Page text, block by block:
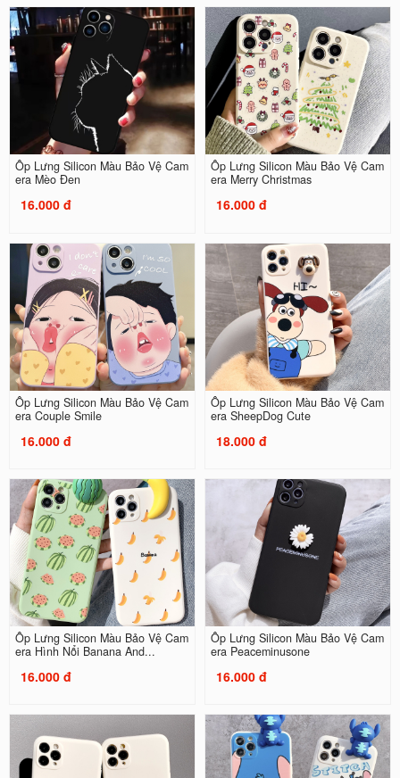
Ốp Lưng Silicon Màu Bảo Vệ Cam
era Mèo Đen
16.000 đ
Ốp Lưng Silicon Màu Bảo Vệ Cam
era Merry Christmas
16.000 đ
Ốp Lưng Silicon Màu Bảo Vệ Cam
era Couple Smile
16.000 đ
Ốp Lưng Silicon Màu Bảo Vệ Cam
era SheepDog Cute
18.000 đ
Ốp Lưng Silicon Màu Bảo Vệ Cam
era Hình Nổi Banana And...
16.000 đ
Ốp Lưng Silicon Màu Bảo Vệ Cam
era Peaceminusone
16.000 đ